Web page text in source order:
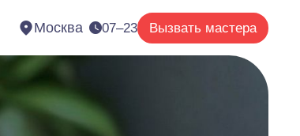
Москва 07–23 Вызвать мастера